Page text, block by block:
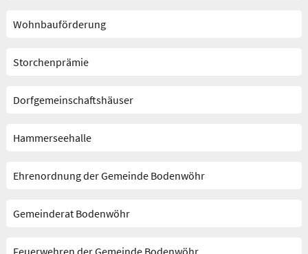
Wohnbauförderung
Storchenprämie
Dorfgemeinschaftshäuser
Hammerseehalle
Ehrenordnung der Gemeinde Bodenwöhr
Gemeinderat Bodenwöhr
Feuerwehren der Gemeinde Bodenwöhr